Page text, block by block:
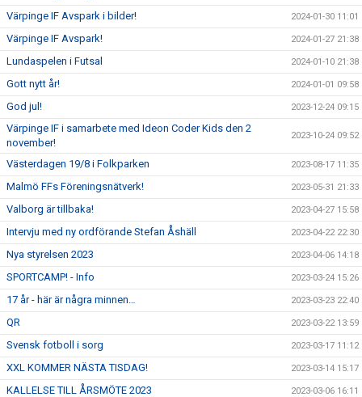
Värpinge IF Avspark i bilder! 2024-01-30 11:01
Värpinge IF Avspark! 2024-01-27 21:38
Lundaspelen i Futsal 2024-01-10 21:38
Gott nytt år! 2024-01-01 09:58
God jul! 2023-12-24 09:15
Värpinge IF i samarbete med Ideon Coder Kids den 2
november!
2023-10-24 09:52
Västerdagen 19/8 i Folkparken 2023-08-17 11:35
Malmö FFs Föreningsnätverk! 2023-05-31 21:33
Valborg är tillbaka! 2023-04-27 15:58
Intervju med ny ordförande Stefan Åshäll 2023-04-22 22:30
Nya styrelsen 2023 2023-04-06 14:18
SPORTCAMP! - Info 2023-03-24 15:26
17 år - här är några minnen… 2023-03-23 22:40
QR 2023-03-22 13:59
Svensk fotboll i sorg 2023-03-17 11:12
XXL KOMMER NÄSTA TISDAG! 2023-03-14 15:17
KALLELSE TILL ÅRSMÖTE 2023 2023-03-06 16:11